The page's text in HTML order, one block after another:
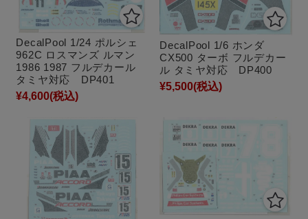
DecalPool 1/24 ポルシェ
962C ロスマンズ ルマン
1986 1987 フルデカール
タミヤ対応 DP401
¥4,600(税込)
DecalPool 1/6 ホンダ
CX500 ターボ フルデカー
ル タミヤ対応 DP400
¥5,500(税込)